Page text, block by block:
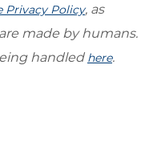
Privacy Policy, as
made by humans.
handled here.